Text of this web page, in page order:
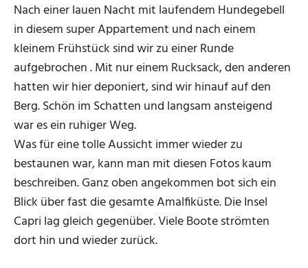
Nach einer lauen Nacht mit laufendem Hundegebell
in diesem super Appartement und nach einem
kleinem Frühstück sind wir zu einer Runde
aufgebrochen . Mit nur einem Rucksack, den anderen
hatten wir hier deponiert, sind wir hinauf auf den
Berg. Schön im Schatten und langsam ansteigend
war es ein ruhiger Weg.
Was für eine tolle Aussicht immer wieder zu
bestaunen war, kann man mit diesen Fotos kaum
beschreiben. Ganz oben angekommen bot sich ein
Blick über fast die gesamte Amalfiküste. Die Insel
Capri lag gleich gegenüber. Viele Boote strömten
dort hin und wieder zurück.